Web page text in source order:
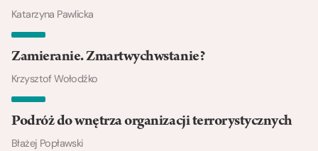
Katarzyna Pawlicka
Zamieranie. Zmartwychwstanie?
Krzysztof Wołodźko
Podróż do wnętrza organizacji terrorystycznych
Błażej Popławski